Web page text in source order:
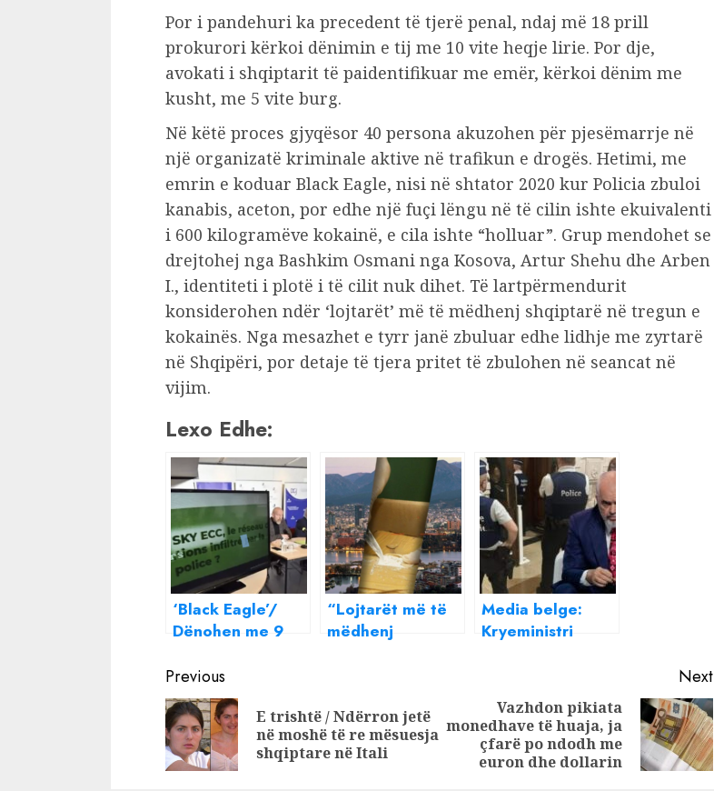
Por i pandehuri ka precedent të tjerë penal, ndaj më 18 prill
prokurori kërkoi dënimin e tij me 10 vite heqje lirie. Por dje,
avokati i shqiptarit të paidentifikuar me emër, kërkoi dënim me
kusht, me 5 vite burg.
Në këtë proces gjyqësor 40 persona akuzohen për pjesëmarrje në
një organizatë kriminale aktive në trafikun e drogës. Hetimi, me
emrin e koduar Black Eagle, nisi në shtator 2020 kur Policia zbuloi
kanabis, aceton, por edhe një fuçi lëngu në të cilin ishte ekuivalenti
i 600 kilogramëve kokainë, e cila ishte “holluar”. Grup mendohet se
drejtohej nga Bashkim Osmani nga Kosova, Artur Shehu dhe Arben
I., identiteti i plotë i të cilit nuk dihet. Të lartpërmendurit
konsiderohen ndër ‘lojtarët’ më të mëdhenj shqiptarë në tregun e
kokainës. Nga mesazhet e tyrr janë zbuluar edhe lidhje me zyrtarë
në Shqipëri, por detaje të tjera pritet të zbulohen në seancat në
vijim.
Lexo Edhe:
‘Black Eagle’/
Dënohen me 9
shqiptarët për
trafik kokaine
“Lojtarët më të
mëdhenj
e “Black Eagle”
në Belgjikë:
Droga fshihej në
Media belge:
Kryeministri
EAGLE , kush
janë Arben I dhe
Indrit K ,
kuintalët e
Continue
Reading
Previous
Previous
E trishtë / Ndërron jetë
në moshë të re mësuesja
shqiptare në Itali
Next
Next
Vazhdon pikiata
monedhave të huaja, ja
çfarë po ndodh me
euron dhe dollarin